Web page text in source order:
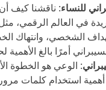
للنساء: ناقشنا كيف
في العالم الرقمي،
الشخصي، وانتهاك
أمرًا بالغ الأهمية
: الوعي هو الخطوة
أهمية استخدام كلمات